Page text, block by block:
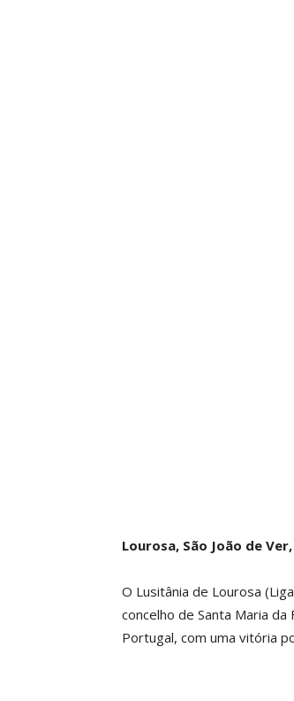
Lourosa, São João de
O Lusitânia de Lourosa
concelho de Santa Maria da
Portugal, com uma vitória